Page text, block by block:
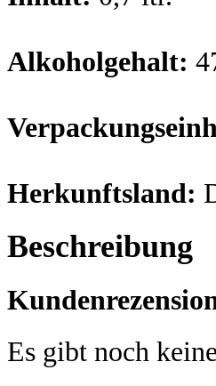
Alkoholgehalt:
Herkunftsland:
Beschreibung
Es gibt noch